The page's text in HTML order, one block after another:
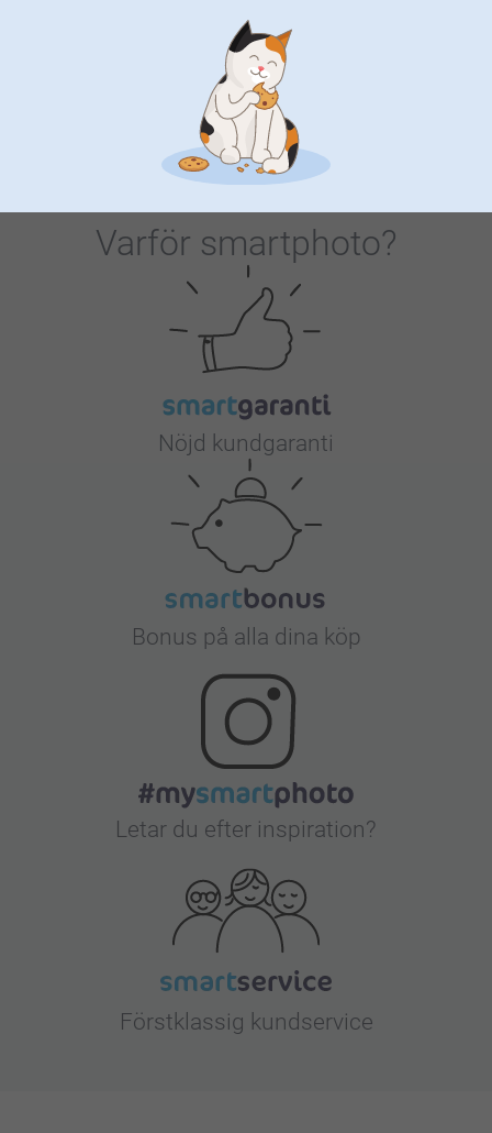
299,00
(1 omdömen)
Varför smartphoto?
Nöjd kundgaranti
Bonus på alla dina köp
Letar du efter inspiration?
Förstklassig kundservice